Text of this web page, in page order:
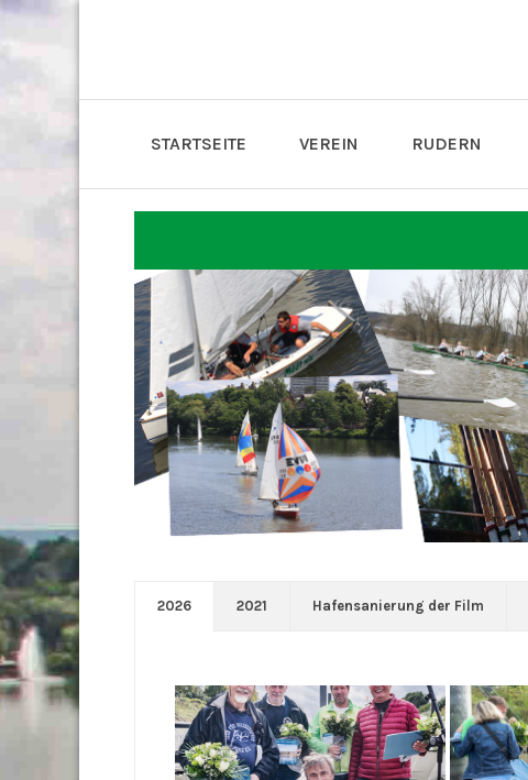
STARTSEITE VEREIN RUDERN
2026 2021 Hafensanierung der Film